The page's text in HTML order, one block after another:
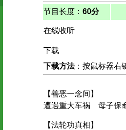
节目长度： 60分
在线收听
下载
下载方法：按鼠标器右
【善恶一念间】
遭遇重大车祸 母子保
【法轮功真相】